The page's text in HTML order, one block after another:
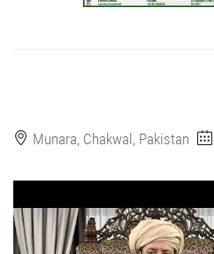
Munara, Chakwal, Pakistan